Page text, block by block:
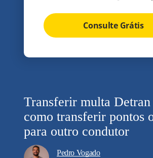
Consulte Grátis
Transferir multa Detran
como transferir pontos
para outro condutor
Pedro Vogado